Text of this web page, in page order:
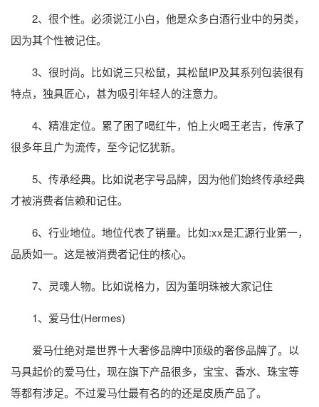
2、很个性。必须说江小白，他是众多白酒行业中的另类，
因为其个性被记住。
3、很时尚。比如说三只松鼠，其松鼠IP及其系列包装很有
特点，独具匠心，甚为吸引年轻人的注意力。
4、精准定位。累了困了喝红牛，怕上火喝王老吉，传承了
很多年且广为流传，至今记忆犹新。
5、传承经典。比如说老字号品牌，因为他们始终传承经典
才被消费者信赖和记住。
6、行业地位。地位代表了销量。比如:xx是汇源行业第一，
品质如一。这是被消费者记住的核心。
7、灵魂人物。比如说格力，因为董明珠被大家记住
1、爱马仕(Hermes)
爱马仕绝对是世界十大奢侈品牌中顶级的奢侈品牌了。以
马具起价的爱马仕，现在旗下产品很多，宝宝、香水、珠宝等
等都有涉足。不过爱马仕最有名的的还是皮质产品了。